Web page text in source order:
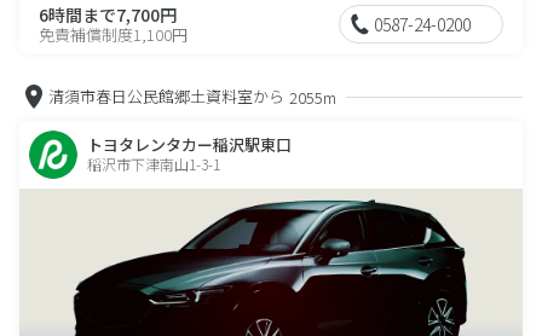
6時間まで7,700円
免責補償制度1,100円 0587-24-0200
清須市春日公民館郷土資料室から 2055m
トヨタレンタカー稲沢駅東口
稲沢市下津南山1-3-1